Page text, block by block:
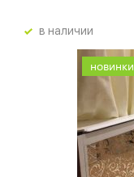
в наличии
новинки